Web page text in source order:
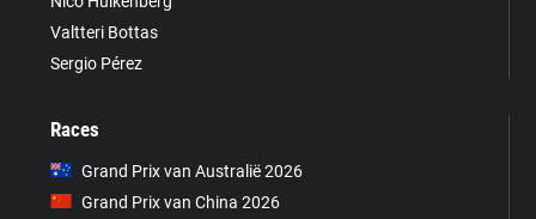
Valtteri Bottas
Sergio Pérez
Races
Grand Prix van Australië 2026
Grand Prix van China 2026